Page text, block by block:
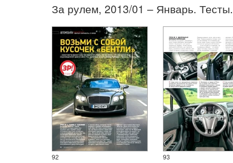
За рулем, 2013/01 – Январь. Тесты.
92 93